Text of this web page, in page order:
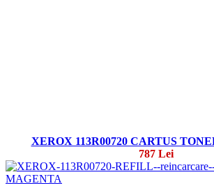
XEROX 113R00720 CARTUS
787 Lei